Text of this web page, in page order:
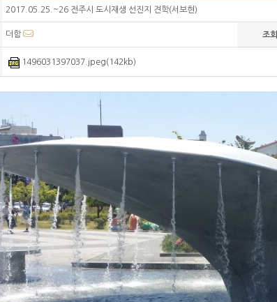
2017.05.25.~26 전주시 도시재생 선진지 견학(서보현)
더함 조회
1496031397037.jpeg(142kb)